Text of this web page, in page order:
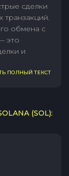
сделки
транзакций.
обмена с
это
и
ПОЛНЫЙ ТЕКСТ
(SOL):